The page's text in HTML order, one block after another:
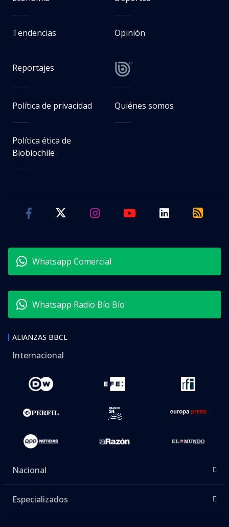
Tendencias Opinión
Reportajes
Política de privacidad Quiénes somos
Política ética de
Biobiochile
Whatsapp Comercial
Whatsapp Radio Bío Bío
ALIANZAS BBCL
Internacional
Nacional
Especializados